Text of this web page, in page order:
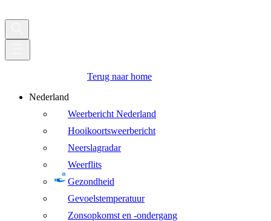
Terug naar home
Nederland
Weerbericht Nederland
Hooikoortsweerbericht
Neerslagradar
Weerflits
Gezondheid
Gevoelstemperatuur
Zonsopkomst en -ondergang